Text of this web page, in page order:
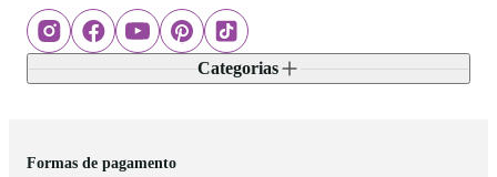
Categorias
Formas de pagamento